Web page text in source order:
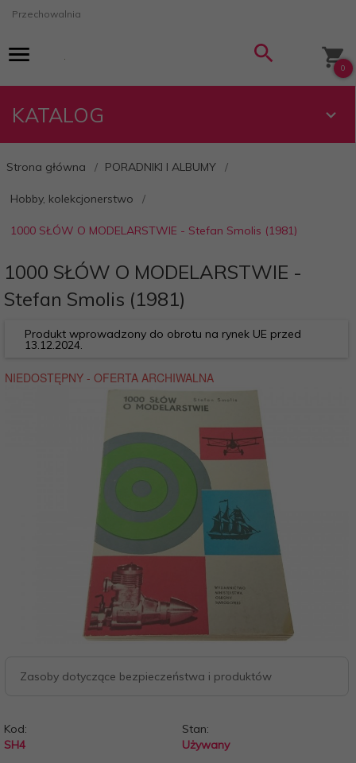
Przechowalnia
0
KATALOG
Strona główna PORADNIKI I ALBUMY
Hobby, kolekcjonerstwo
1000 SŁÓW O MODELARSTWIE - Stefan Smolis (1981)
1000 SŁÓW O MODELARSTWIE -
Stefan Smolis (1981)
Produkt wprowadzony do obrotu na rynek UE przed
13.12.2024.
Zasoby dotyczące bezpieczeństwa i produktów
Kod:
SH4
Stan:
Używany